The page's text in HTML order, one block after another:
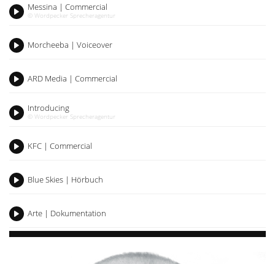
Play
Messina | Commercial
© Wordpecker Sprecheragentur
Play
Morcheeba | Voiceover
Play
ARD Media | Commercial
Play
Introducing
© Wordpecker Sprecheragentur
Play
KFC | Commercial
Play
Blue Skies | Hörbuch
Play
Arte | Dokumentation